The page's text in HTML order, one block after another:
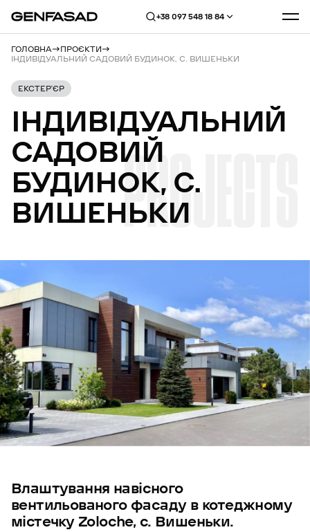
+38 097 548 18 84
ГОЛОВНА
ПРОЄКТИ
ІНДИВІДУАЛЬНИЙ САДОВИЙ БУДИНОК, С. ВИШЕНЬКИ
ЕКСТЕР’ЄР
ІНДИВІДУАЛЬНИЙ
САДОВИЙ
БУДИНОК, С.
ВИШЕНЬКИ
PROJECTS
Влаштування навісного
вентильованого фасаду в котеджному
містечку Zoloche, с. Вишеньки.